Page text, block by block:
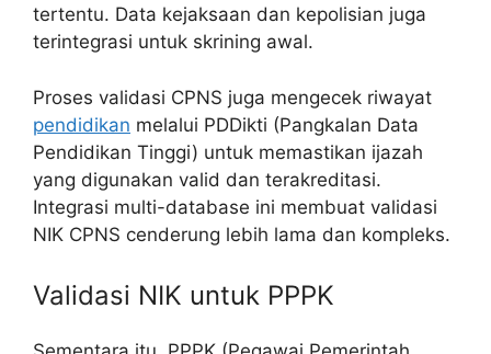
tertentu. Data kejaksaan dan kepolisian juga
terintegrasi untuk skrining awal.
Proses validasi CPNS juga mengecek riwayat
pendidikan melalui PDDikti (Pangkalan Data
Pendidikan Tinggi) untuk memastikan ijazah
yang digunakan valid dan terakreditasi.
Integrasi multi-database ini membuat validasi
NIK CPNS cenderung lebih lama dan kompleks.
Validasi NIK untuk PPPK